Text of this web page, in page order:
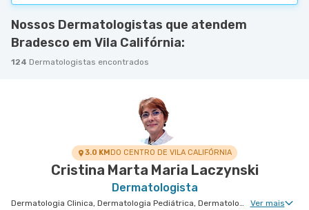
Nossos Dermatologistas que atendem
Bradesco em Vila Califórnia:
124 Dermatologistas encontrados
3.0 KMDO CENTRO DE VILA CALIFÓRNIA
Cristina Marta Maria Laczynski
Dermatologista
Dermatologia Clinica, Dermatologia Pediátrica, Dermatologia Tratamento de Dermatite Atópica Ver mais